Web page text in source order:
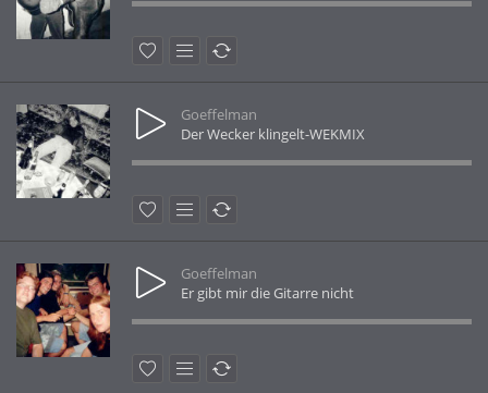
Goeffelman
Der Wecker klingelt-WEKMIX
Goeffelman
Er gibt mir die Gitarre nicht